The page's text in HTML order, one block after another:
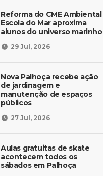
Reforma do CME Ambiental
Escola do Mar aproxima
alunos do universo marinho
29 Jul, 2026
Nova Palhoça recebe ação
de jardinagem e
manutenção de espaços
públicos
27 Jul, 2026
Aulas gratuitas de skate
acontecem todos os
sábados em Palhoça